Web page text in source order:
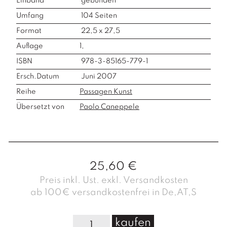
Umfang 104 Seiten
Format 22,5 x 27,5
Auflage 1,
ISBN 978-3-85165-779-1
Ersch.Datum Juni 2007
Reihe Passagen Kunst
Übersetzt von Paolo Caneppele
25,60 €
Preis inkl. Ust. exkl. Versandkosten
ab 100€ versandkostenfrei in De,AT,S
kaufen